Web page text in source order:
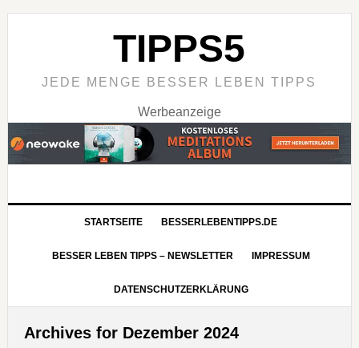
TIPPS5
JEDE MENGE BESSER LEBEN TIPPS
Werbeanzeige
STARTSEITE BESSERLEBENTIPPS.DE
BESSER LEBEN TIPPS – NEWSLETTER IMPRESSUM
DATENSCHUTZERKLÄRUNG
Archives for Dezember 2024